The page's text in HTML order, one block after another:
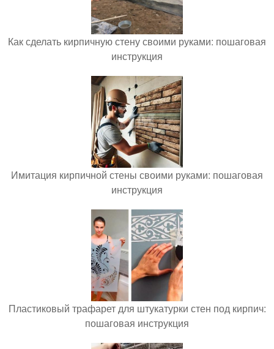
Как сделать кирпичную стену своими руками: пошаговая
инструкция
Имитация кирпичной стены своими руками: пошаговая
инструкция
Пластиковый трафарет для штукатурки стен под кирпич:
пошаговая инструкция